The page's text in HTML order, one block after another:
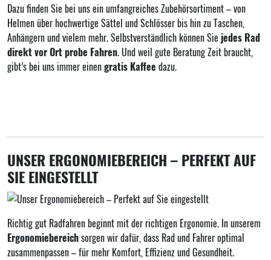
Dazu finden Sie bei uns ein umfangreiches Zubehörsortiment – von
Helmen über hochwertige Sättel und Schlösser bis hin zu Taschen,
Anhängern und vielem mehr. Selbstverständlich können Sie jedes Rad
direkt vor Ort probe Fahren. Und weil gute Beratung Zeit braucht,
gibt’s bei uns immer einengratis Kaffee dazu.
UNSER ERGONOMIEBEREICH – PERFEKT AUF
SIE EINGESTELLT
Richtig gut Radfahren beginnt mit der richtigen Ergonomie. In unserem
Ergonomiebereichsorgen wir dafür, dass Rad und Fahrer optimal
zusammenpassen – für mehr Komfort, Effizienz und Gesundheit.